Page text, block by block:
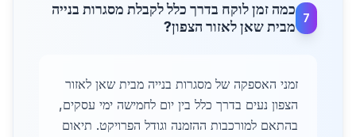
7
כמה זמן לוקח בדרך כלל לקבלת מסגרות בנייה
מבית שאן לאזור הצפון?
זמני האספקה של מסגרות בנייה מבית שאן לאזור
הצפון נעים בדרך כלל בין יום לחמישה ימי עסקים,
בהתאם למורכבות ההזמנה וגודל הפרויקט. תיאום